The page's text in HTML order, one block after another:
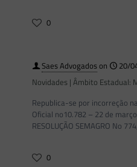
0
Saes Advogadoson
20/
Novidades | Âmbito Estadual:
Republica-se por incorreção
Oficial no10.782 – 22 de
RESOLUÇÃO SEMAGRO No
0